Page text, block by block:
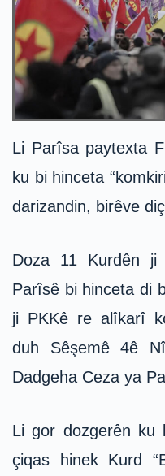
Li Parîsa paytexta
ku bi hinceta
darizandin, birêve
Doza 11 Kurdên ji
Parîsê bi hinceta di
ji PKKê re alîkarî
duh Sêşemê 4ê
Dadgeha Ceza ya
Li gor dozgerên ku
çiqas hinek Kurd